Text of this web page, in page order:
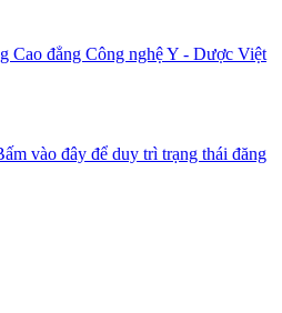
Cao đẳng Công nghệ Y - Dược Việt
vào đây để duy trì trạng thái đăng